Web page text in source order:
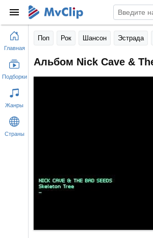
Поп Рок Шансон Эстрада
Альбом Nick Cave &
Главная
Подборки
Жанры
Страны